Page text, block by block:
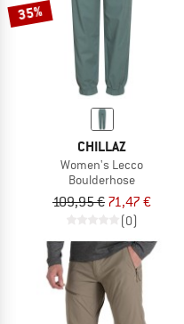
35%
CHILLAZ
Women's Lecco
Boulderhose
109,95 € 71,47 €
(0)